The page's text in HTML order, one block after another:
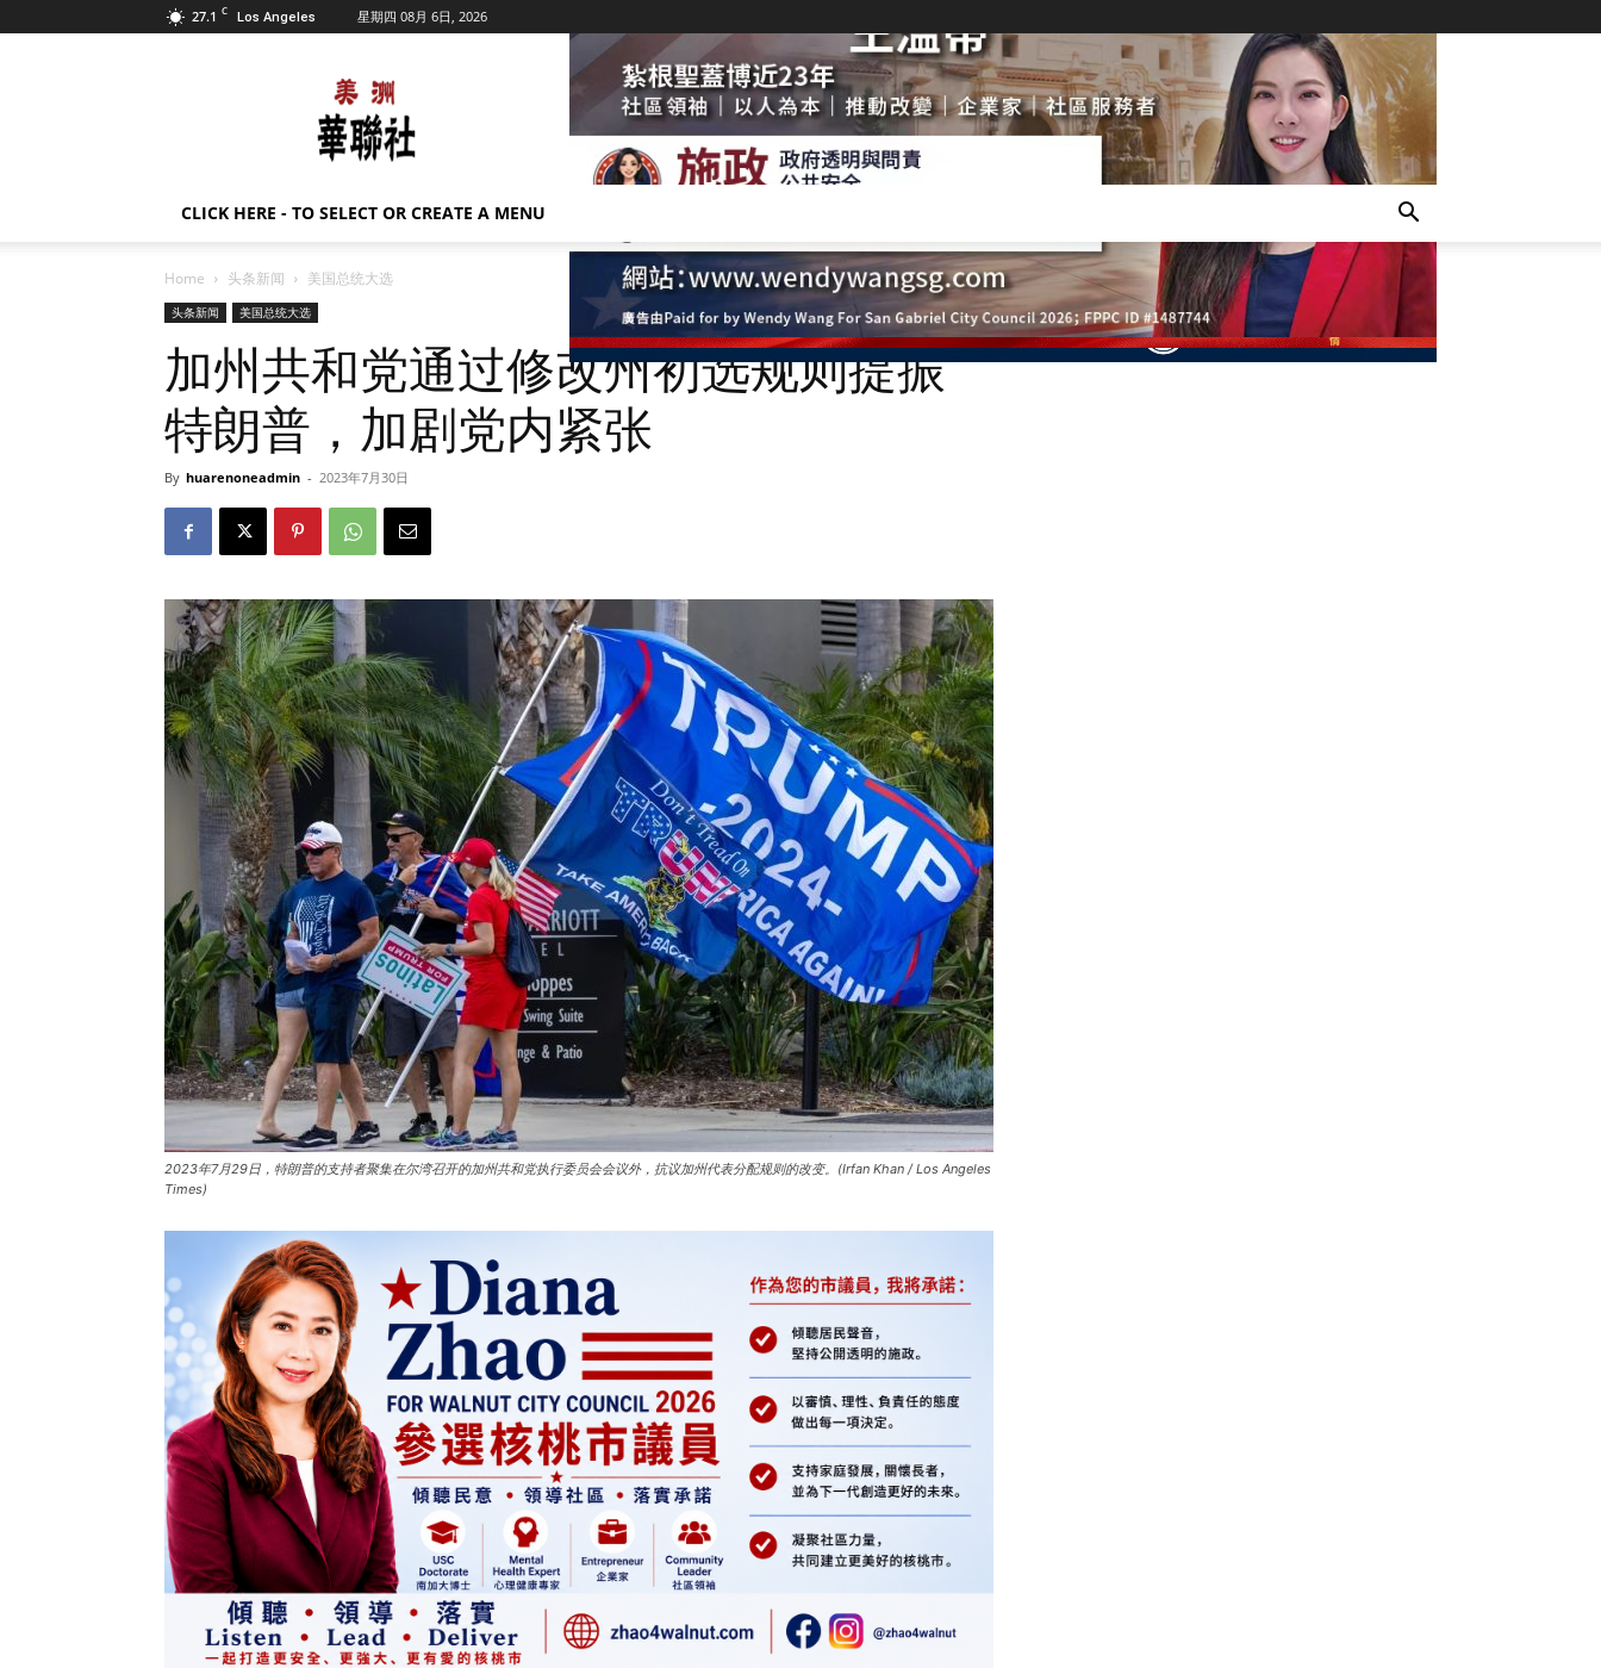
27.1 C Los Angeles 星期四 08月 6日, 2026
美
洲
华
联
CLICK HERE - TO SELECT OR CREATE A MENU
Home 头条新闻 美国总统大选
头条新闻 美国总统大选
加州共和党通过修改州初选规则提振
特朗普，加剧党内紧张
By huarenoneadmin - 2023年7月30日
2023年7月29日，特朗普的支持者聚集在尔湾召开的加州共和党执行委员会会议外，抗议加州代表分配规则的改变。(Irfan Khan / Los Angeles
Times)
- Advertisement -